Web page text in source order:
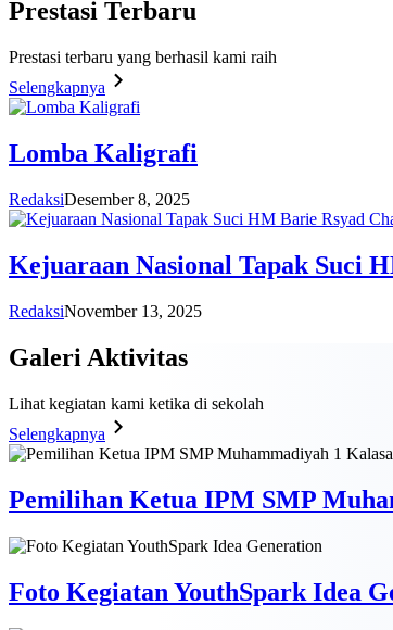
Prestasi Terbaru
Prestasi terbaru yang berhasil kami raih
Selengkapnya
Lomba Kaligrafi
RedaksiDesember 8, 2025
Kejuaraan Nasional Tapak Suci
RedaksiNovember 13, 2025
Galeri Aktivitas
Lihat kegiatan kami ketika di sekolah
Selengkapnya
Pemilihan Ketua IPM SMP
Foto Kegiatan YouthSpark Idea